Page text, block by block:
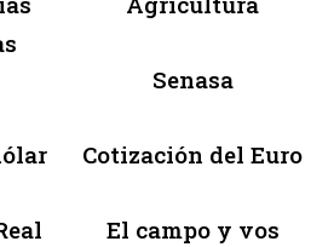
Senasa
Cotización del Euro
El campo y vos